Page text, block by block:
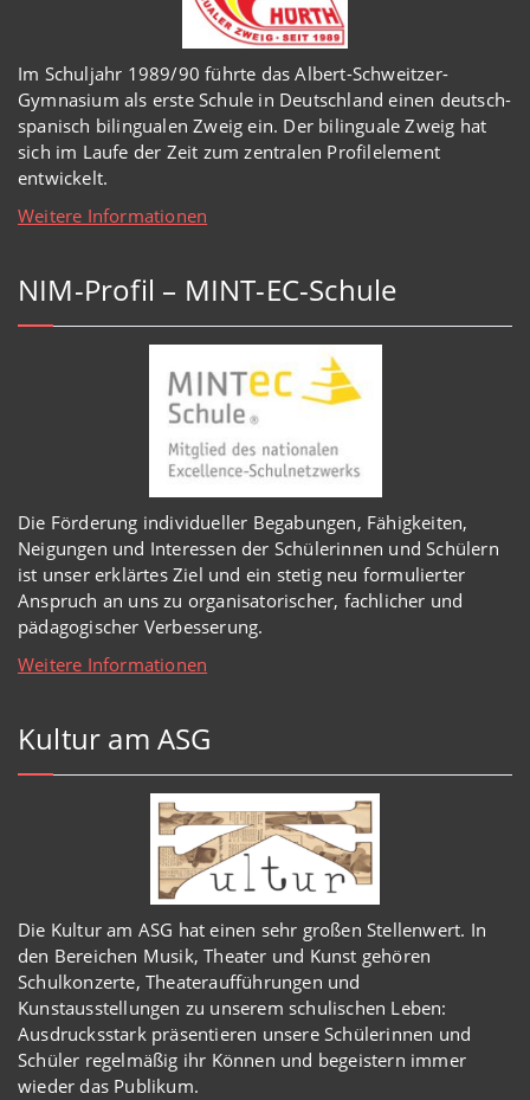
Im Schuljahr 1989/90 führte das Albert-Schweitzer-
Gymnasium als erste Schule in Deutschland einen deutsch-
spanisch bilingualen Zweig ein. Der bilinguale Zweig hat
sich im Laufe der Zeit zum zentralen Profilelement
entwickelt.
Weitere Informationen
NIM-Profil – MINT-EC-Schule
Die Förderung individueller Begabungen, Fähigkeiten,
Neigungen und Interessen der Schülerinnen und Schülern
ist unser erklärtes Ziel und ein stetig neu formulierter
Anspruch an uns zu organisatorischer, fachlicher und
pädagogischer Verbesserung.
Weitere Informationen
Kultur am ASG
Die Kultur am ASG hat einen sehr großen Stellenwert. In
den Bereichen Musik, Theater und Kunst gehören
Schulkonzerte, Theateraufführungen und
Kunstausstellungen zu unserem schulischen Leben:
Ausdrucksstark präsentieren unsere Schülerinnen und
Schüler regelmäßig ihr Können und begeistern immer
wieder das Publikum.